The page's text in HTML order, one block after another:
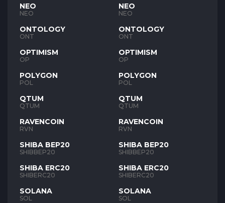
NEO
NEO
ONTOLOGY
ONT
OPTIMISM
OP
POLYGON
POL
QTUM
QTUM
RAVENCOIN
RVN
SHIBA BEP20
SHIBBEP20
SHIBA ERC20
SHIBERC20
SOLANA
SOL
NEO
NEO
ONTOLOGY
ONT
OPTIMISM
OP
POLYGON
POL
QTUM
QTUM
RAVENCOIN
RVN
SHIBA BEP20
SHIBBEP20
SHIBA ERC20
SHIBERC20
SOLANA
SOL